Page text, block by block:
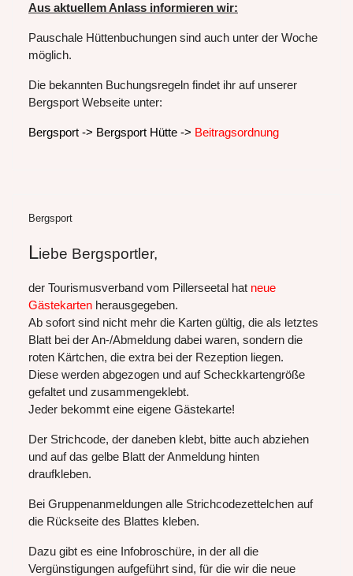
Aus aktuellem Anlass informieren wir:
Pauschale Hüttenbuchungen sind auch unter der Woche
möglich.
Die bekannten Buchungsregeln findet ihr auf unserer
Bergsport Webseite unter:
Bergsport -> Bergsport Hütte -> Beitragsordnung
Bergsport
Liebe Bergsportler,
der Tourismusverband vom Pillerseetal hat neue
Gästekarten herausgegeben.
Ab sofort sind nicht mehr die Karten gültig, die als letztes
Blatt bei der An-/Abmeldung dabei waren, sondern die
roten Kärtchen, die extra bei der Rezeption liegen.
Diese werden abgezogen und auf Scheckkartengröße
gefaltet und zusammengeklebt.
Jeder bekommt eine eigene Gästekarte!
Der Strichcode, der daneben klebt, bitte auch abziehen
und auf das gelbe Blatt der Anmeldung hinten
draufkleben.
Bei Gruppenanmeldungen alle Strichcodezettelchen auf
die Rückseite des Blattes kleben.
Dazu gibt es eine Infobroschüre, in der all die
Vergünstigungen aufgeführt sind, für die wir die neue